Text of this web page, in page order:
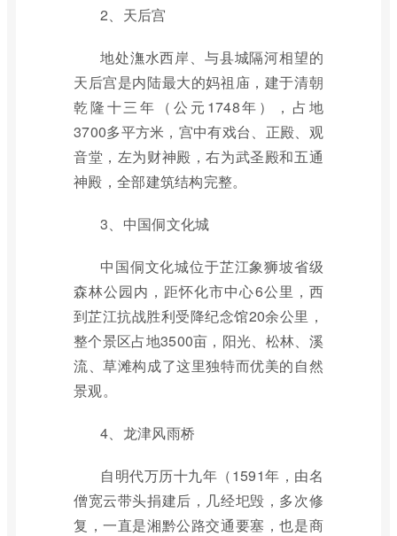
2、天后宫
地处潕水西岸、与县城隔河相望的
天后宫是内陆最大的妈祖庙，建于清朝
乾隆十三年（公元1748年），占地
3700多平方米，宫中有戏台、正殿、观
音堂，左为财神殿，右为武圣殿和五通
神殿，全部建筑结构完整。
3、中国侗文化城
中国侗文化城位于芷江象狮坡省级
森林公园内，距怀化市中心6公里，西
到芷江抗战胜利受降纪念馆20余公里，
整个景区占地3500亩，阳光、松林、溪
流、草滩构成了这里独特而优美的自然
景观。
4、龙津风雨桥
自明代万历十九年（1591年，由名
僧宽云带头捐建后，几经圯毁，多次修
复，一直是湘黔公路交通要塞，也是商